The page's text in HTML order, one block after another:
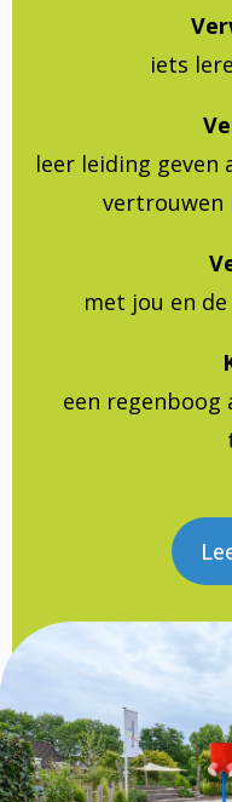
iets
leer leiding geven
vertrouwen
met jou en
een regenboog